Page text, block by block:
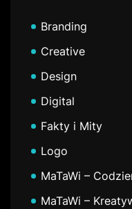
Branding
Creative
Design
Digital
Fakty i Mity
Logo
MaTaWi –
MaTaWi –